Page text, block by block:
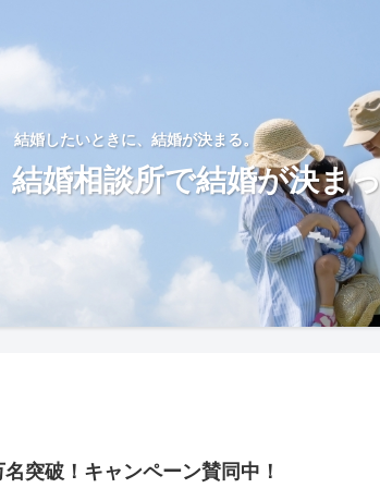
結婚したいときに、結婚が決まる。
結婚相談所で結婚が決ま
突破！キャンペーン賛同中！